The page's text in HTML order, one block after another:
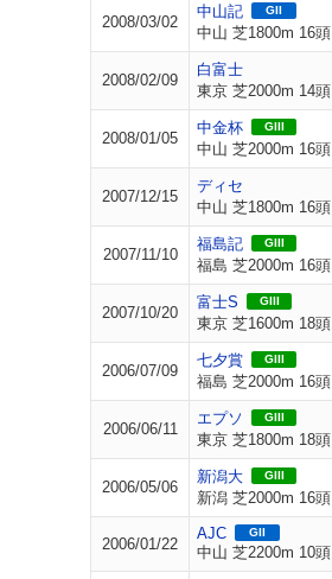
2008/03/02
中山記 GII
中山 芝1800m 16頭
2008/02/09
白富士
東京 芝2000m 14頭
2008/01/05
中金杯 GIII
中山 芝2000m 16頭
2007/12/15
ディセ
中山 芝1800m 16頭
2007/11/10
福島記 GIII
福島 芝2000m 16頭
2007/10/20
富士S GIII
東京 芝1600m 18頭
2006/07/09
七夕賞 GIII
福島 芝2000m 16頭
2006/06/11
エプソ GIII
東京 芝1800m 18頭
2006/05/06
新潟大 GIII
新潟 芝2000m 16頭
2006/01/22
AJC GII
中山 芝2200m 10頭